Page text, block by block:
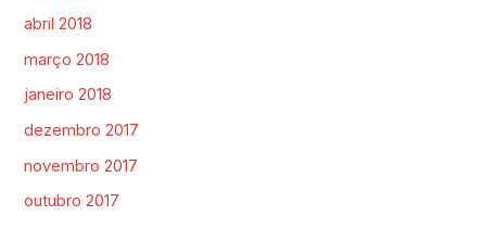
abril 2018
março 2018
janeiro 2018
dezembro 2017
novembro 2017
outubro 2017